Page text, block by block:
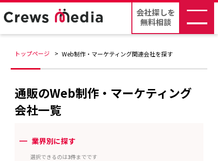
会社探しを
無料相談
トップページ Web制作・マーケティング関連会社を探す
通販のWeb制作・マーケティング
会社一覧
ー 業界別に探す
選択できるのは3件までです